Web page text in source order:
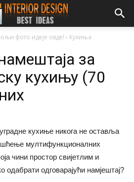
фото идеје овде! › Кухиња
за
кухињу (70
кухиње никога не оставља
мултифункционалних
чини простор свијетлим и
одабрати одговарајући намјештај?